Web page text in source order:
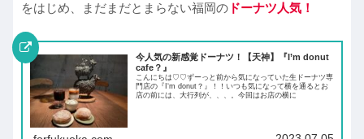
をはじめ、まだまだとまらない福岡の ドーナツ人気！
今人気の新感覚ドーナツ！【天神】『I’m donut
cafe？』
こんにちは♡♡ずーっと前から気になっていた生ドーナツ専
門店の『I‘m donut？』！！いつも気になって横を通るとお
店の前には、大行列が、、、。今回はお店の横に